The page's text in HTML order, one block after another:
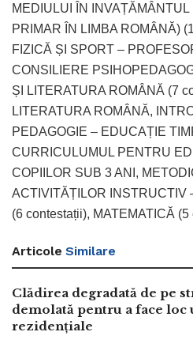
MEDIULUI ÎN
PRIMAR ÎN LIMBA ROMÂNĂ)
FIZICĂ ȘI SPORT –
CONSILIERE
ȘI LITERATURA ROMÂNĂ (7
LITERATURA ROMÂNĂ,
PEDAGOGIE – EDUCAȚIE
CURRICULUMUL PENTRU
COPIILOR SUB 3 ANI,
ACTIVITĂȚILOR INSTRUCTIV
(6 contestații), MATEMATICĂ (5
Articole Similare
Clădirea degradată de pe
demolată pentru a face
rezidențiale